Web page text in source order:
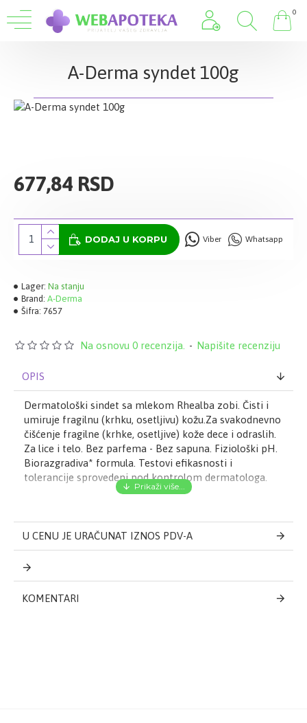
0
A-Derma syndet 100g
Lager: Na stanju
Brand: A-Derma
Šifra: 7657
Na osnovu 0 recenzija. - Napišite recenziju
677,84 RSD
DODAJ U KORPU Viber Whatsapp
OPIS
Dermatološki sindet sa mlekom Rhealba zobi. Čisti i
umiruje fragilnu (krhku, osetljivu) kožu.Za svakodnevno
čišćenje fragilne (krhke, osetljive) kože dece i odraslih.
Za lice i telo. Bez parfema - Bez sapuna. Fiziološki pH.
Biorazgradiva* formula. Testovi efikasnosti i
tolerancije sprovedeni pod kontrolom dermatologa.
U CENU JE URAČUNAT IZNOS PDV-A
KOMENTARI